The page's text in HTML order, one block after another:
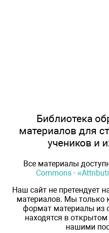
Библиотека
материалов для
учеников и
Все материалы
Commons -
Наш сайт не претендует
материалов. Мы только
формат материалы из
находятся в
нашими